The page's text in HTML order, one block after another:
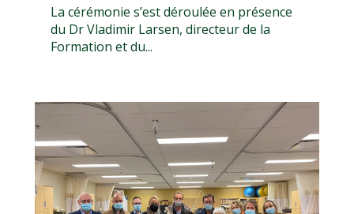
La cérémonie s’est déroulée en présence
du Dr Vladimir Larsen, directeur de la
Formation et du...